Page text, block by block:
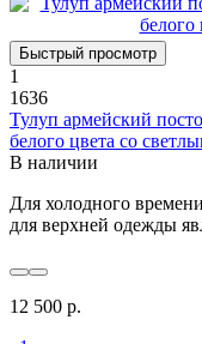
Быстрый просмотр
1
1636
Тулуп армейский
белого цвета со
В наличии
Для холодного
для верхней одежды
12 500 р.